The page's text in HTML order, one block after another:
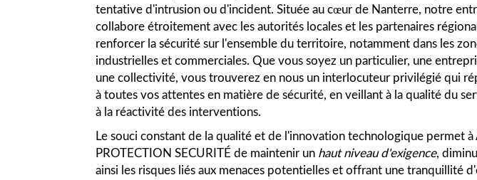
tentative d'intrusion ou d'incident. Située au cœur de Nanterre, notre
collabore étroitement avec les autorités locales et les partenaires
renforcer la sécurité sur l'ensemble du territoire, notamment dans les
industrielles et commerciales. Que vous soyez un particulier, une
une collectivité, vous trouverez en nous un interlocuteur privilégié qui
à toutes vos attentes en matière de sécurité, en veillant à la qualité du
à la réactivité des interventions.
Le souci constant de la qualité et de l'innovation technologique permet à
PROTECTION SECURITÉ de maintenir un haut niveau d'exigence,
ainsi les risques liés aux menaces potentielles et offrant une tranquillité